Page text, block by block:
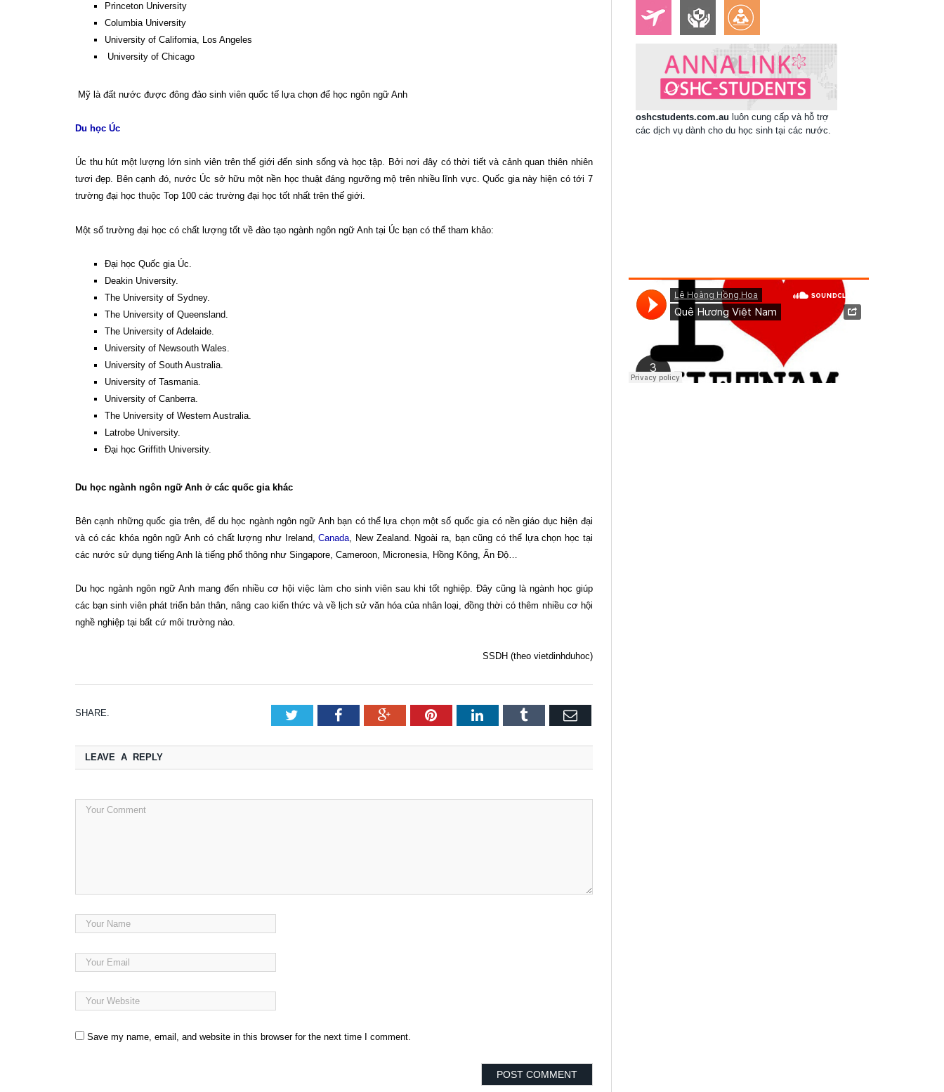
Princeton University
Columbia University
University of California, Los Angeles
University of Chicago
Mỹ là đất nước được đông đảo sinh viên quốc tế lựa chọn để học ngôn ngữ Anh
Du học Úc
Úc thu hút một lượng lớn sinh viên trên thế giới đến sinh sống và học tập. Bởi nơi đây có thời tiết và cảnh quan thiên nhiên
tươi đẹp. Bên cạnh đó, nước Úc sở hữu một nền học thuật đáng ngưỡng mộ trên nhiều lĩnh vực. Quốc gia này hiện có tới 7
trường đại học thuộc Top 100 các trường đại học tốt nhất trên thế giới.
Một số trường đại học có chất lượng tốt về đào tạo ngành ngôn ngữ Anh tại Úc bạn có thể tham khảo:
Đại học Quốc gia Úc.
Deakin University.
The University of Sydney.
The University of Queensland.
The University of Adelaide.
University of Newsouth Wales.
University of South Australia.
University of Tasmania.
University of Canberra.
The University of Western Australia.
Latrobe University.
Đại học Griffith University.
Du học ngành ngôn ngữ Anh ở các quốc gia khác
Bên cạnh những quốc gia trên, để du học ngành ngôn ngữ Anh bạn có thể lựa chọn một số quốc gia có nền giáo dục hiện đại
và có các khóa ngôn ngữ Anh có chất lượng như Ireland,Canada , New Zealand. Ngoài ra, bạn cũng có thể lựa chọn học tại
các nước sử dụng tiếng Anh là tiếng phổ thông như Singapore, Cameroon, Micronesia, Hồng Kông, Ấn Độ…
Du học ngành ngôn ngữ Anh mang đến nhiều cơ hội việc làm cho sinh viên sau khi tốt nghiệp. Đây cũng là ngành học giúp
các bạn sinh viên phát triển bản thân, nâng cao kiến thức và về lịch sử văn hóa của nhân loại, đồng thời có thêm nhiều cơ hội
nghề nghiệp tại bất cứ môi trường nào.
SSDH (theo vietdinhduhoc)
SHARE. TwitterFacebook Google+PinterestLinkedInTumblr Email
LEAVE A REPLY
Save my name, email, and website in this browser for the next time I comment.
oshcstudents.com.au luôn cung cấp và hỗ trợ
các dịch vụ dành cho du học sinh tại các nước.